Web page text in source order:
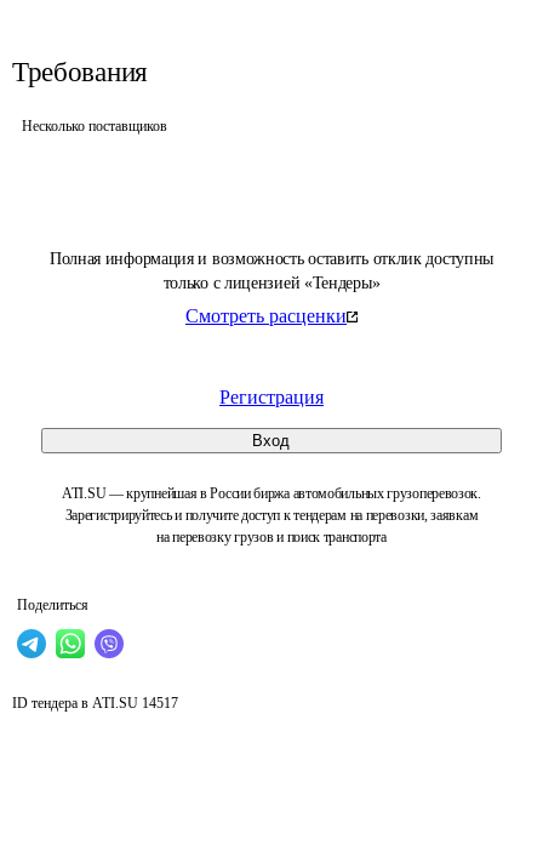
Полная информация и возможность оставить отклик доступны
только с лицензией «Тендеры»
Смотреть расценки
Регистрация
Вход
ATI.SU — крупнейшая в России биржа автомобильных грузоперевозок.
Зарегистрируйтесь и получите доступ к тендерам на перевозки, заявкам
на перевозку грузов и поиск транспорта
Поделиться
Требования
Несколько поставщиков
ID тендера в ATI.SU 14517